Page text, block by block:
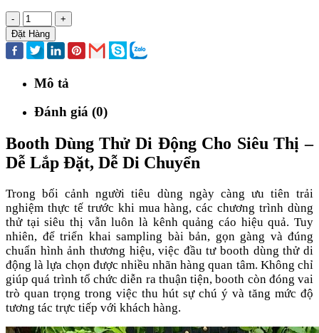
-
+
Đặt Hàng
Mô tả
Đánh giá (0)
Booth Dùng Thử Di Động Cho Siêu Thị –
Dễ Lắp Đặt, Dễ Di Chuyển
Trong bối cảnh người tiêu dùng ngày càng ưu tiên trải
nghiệm thực tế trước khi mua hàng, các chương trình dùng
thử tại siêu thị vẫn luôn là kênh quảng cáo hiệu quả. Tuy
nhiên, để triển khai sampling bài bản, gọn gàng và đúng
chuẩn hình ảnh thương hiệu, việc đầu tư booth dùng thử di
động là lựa chọn được nhiều nhãn hàng quan tâm. Không chỉ
giúp quá trình tổ chức diễn ra thuận tiện, booth còn đóng vai
trò quan trọng trong việc thu hút sự chú ý và tăng mức độ
tương tác trực tiếp với khách hàng.